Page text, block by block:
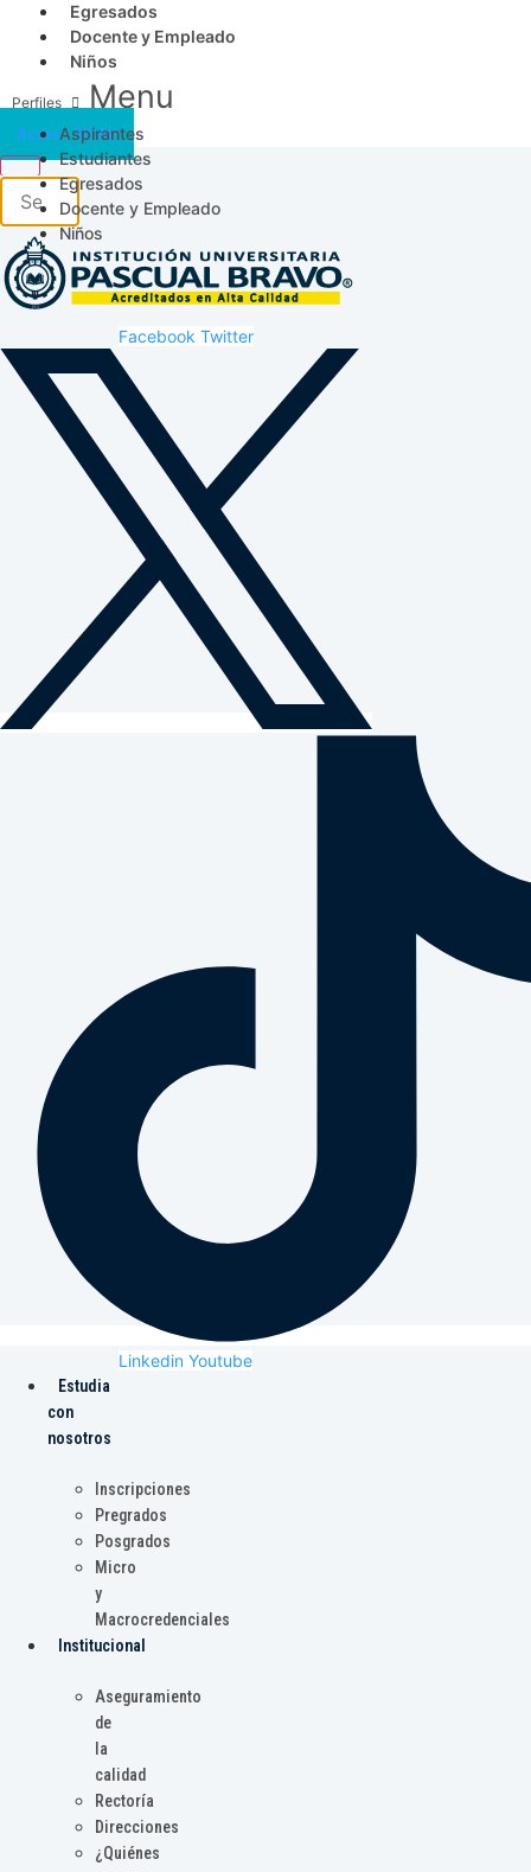
Egresados
Docente y Empleado
Niños
Menu
Aspirantes
Estudiantes
Egresados
Docente y Empleado
Niños
Acceso SICAU
Facebook Twitter
Linkedin Youtube
Estudia
con
nosotros
Inscripciones
Pregrados
Posgrados
Micro
y
Macrocredenciales
Institucional
Aseguramiento
de
la
calidad
Rectoría
Direcciones
¿Quiénes